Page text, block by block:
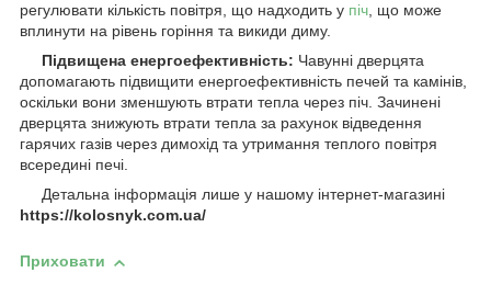
регулювати кількість повітря, що надходить у піч, що може
вплинути на рівень горіння та викиди диму.
Підвищена енергоефективність: Чавунні дверцята
допомагають підвищити енергоефективність печей та камінів,
оскільки вони зменшують втрати тепла через піч. Зачинені
дверцята знижують втрати тепла за рахунок відведення
гарячих газів через димохід та утримання теплого повітря
всередині печі.
Детальна інформація лише у нашому інтернет-магазині
https://kolosnyk.com.ua/
Приховати